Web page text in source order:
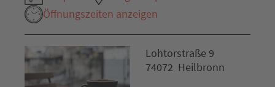
Öffnungszeiten anzeigen
Lohtorstraße 9
74072 Heilbronn